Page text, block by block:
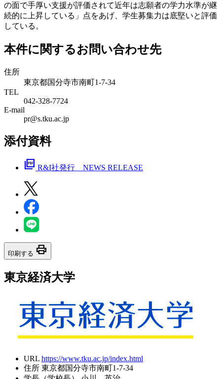
の面で手厚い支援が評価されて近年は志願者の学力水準が継
続的に上昇している」点をあげ、学生募集力は底堅いと評価
している。
本件に関するお問い合わせ先
住所
東京都国分寺市南町1-7-34
TEL
042-328-7724
E-mail
pr@s.tku.ac.jp
添付資料
picture_as_pdf R&I社発行 NEWS RELEASE
印刷する print
東京経済大学
URL https://www.tku.ac.jp/index.html
住所 東京都国分寺市南町1-7-34